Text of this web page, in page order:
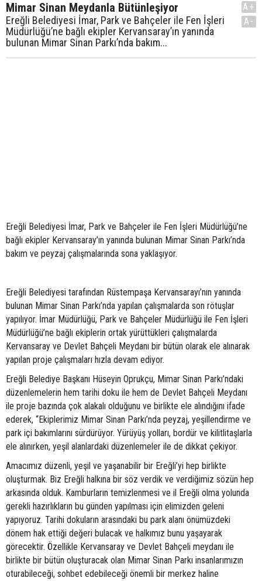
Mimar Sinan Meydanla Bütünleşiyor
Ereğli Belediyesi İmar, Park ve Bahçeler ile Fen İşleri
Müdürlüğü’ne bağlı ekipler Kervansaray’ın yanında
bulunan Mimar Sinan Parkı’nda bakım...
A+
A-
Ereğli Belediyesi İmar, Park ve Bahçeler ile Fen İşleri Müdürlüğü’ne
bağlı ekipler Kervansaray’ın yanında bulunan Mimar Sinan Parkı’nda
bakım ve peyzaj çalışmalarında sona yaklaşıyor.
Ereğli Belediyesi tarafından Rüstempaşa Kervansarayı’nın yanında
bulunan Mimar Sinan Parkı’nda yapılan çalışmalarda son rötuşlar
yapılıyor. İmar Müdürlüğü, Park ve Bahçeler Müdürlüğü ile Fen İşleri
Müdürlüğü’ne bağlı ekiplerin ortak yürüttükleri çalışmalarda
Kervansaray ve Devlet Bahçeli Meydanı bir bütün olarak ele alınarak
yapılan proje çalışmaları hızla devam ediyor.
Ereğli Belediye Başkanı Hüseyin Oprukçu, Mimar Sinan Parkı’ndaki
düzenlemelerin hem tarihi doku ile hem de Devlet Bahçeli Meydanı
ile proje bazında çok alakalı olduğunu ve birlikte ele alındığını ifade
ederek, “Ekiplerimiz Mimar Sinan Parkı’nda peyzaj, yeşillendirme ve
park içi bakımlarını sürdürüyor. Yürüyüş yolları, bordür ve kilitlitaşlarla
ele alınırken, yeşil alanlardaki düzenlemeler ile de dikkat çekiyor.
Amacımız düzenli, yeşil ve yaşanabilir bir Ereğli’yi hep birlikte
oluşturmak. Biz Ereğli halkına bir söz verdik ve verdiğimiz sözün hep
arkasında olduk. Kamburların temizlenmesi ve il Ereğli olma yolunda
gerekli hazırlıkların bu günden yapılması için elimizden geleni
yapıyoruz. Tarihi dokuların arasındaki bu park alanı önümüzdeki
dönem hak ettiği değeri bulacak ve halkımız bunu yaşayarak
görecektir. Özellikle Kervansaray ve Devlet Bahçeli meydanı ile
birlikte bir bütün oluşturacak olan Mimar Sinan Parkı insanlarımızın
oturabileceği, sohbet edebileceği önemli bir merkez haline